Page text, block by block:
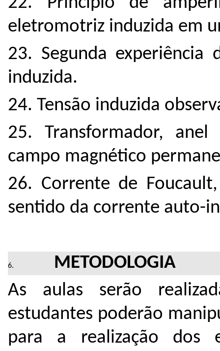
eletromotriz induzida em
23. Segunda experiência
induzida.
24. Tensão induzida
25. Transformador,
campo magnético
26. Corrente de
sentido da corrente auto-
METODOLOGIA
As aulas serão
estudantes poderão
para a realização dos